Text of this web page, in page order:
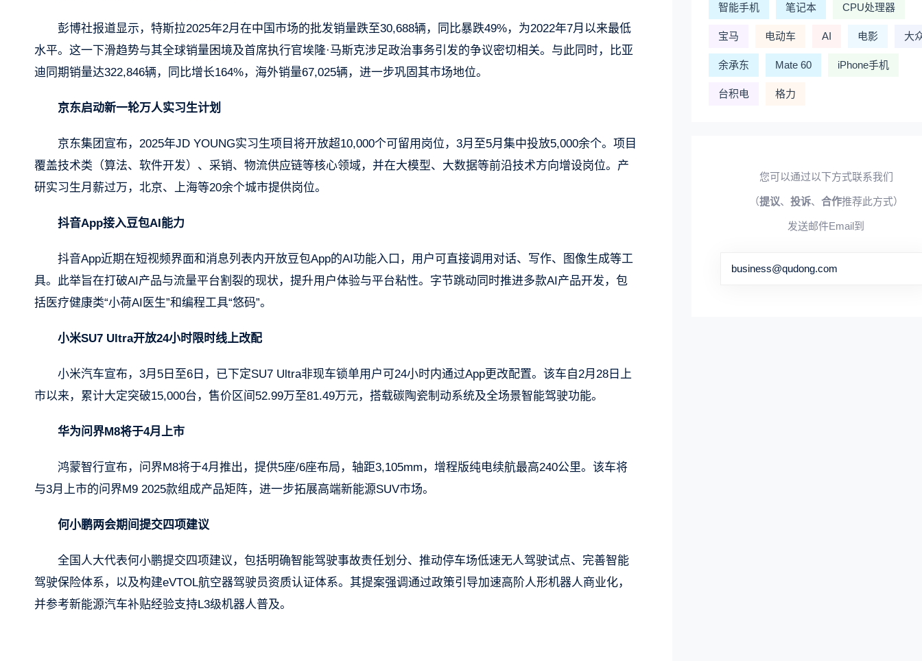
彭博社报道显示，特斯拉2025年2月在中国市场的批发销量跌至30,688辆，同比暴跌49%，为2022年7月以来最低
水平。这一下滑趋势与其全球销量困境及首席执行官埃隆·马斯克涉足政治事务引发的争议密切相关。与此同时，比亚
迪同期销量达322,846辆，同比增长164%，海外销量67,025辆，进一步巩固其市场地位。
京东启动新一轮万人实习生计划
京东集团宣布，2025年JD YOUNG实习生项目将开放超10,000个可留用岗位，3月至5月集中投放5,000余个。项目
覆盖技术类（算法、软件开发）、采销、物流供应链等核心领域，并在大模型、大数据等前沿技术方向增设岗位。产
研实习生月薪过万，北京、上海等20余个城市提供岗位。
抖音App接入豆包AI能力
抖音App近期在短视频界面和消息列表内开放豆包App的AI功能入口，用户可直接调用对话、写作、图像生成等工
具。此举旨在打破AI产品与流量平台割裂的现状，提升用户体验与平台粘性。字节跳动同时推进多款AI产品开发，包
括医疗健康类“小荷AI医生”和编程工具“悠码”。
小米SU7 Ultra开放24小时限时线上改配
小米汽车宣布，3月5日至6日，已下定SU7 Ultra非现车锁单用户可24小时内通过App更改配置。该车自2月28日上
市以来，累计大定突破15,000台，售价区间52.99万至81.49万元，搭载碳陶瓷制动系统及全场景智能驾驶功能。
华为问界M8将于4月上市
鸿蒙智行宣布，问界M8将于4月推出，提供5座/6座布局，轴距3,105mm，增程版纯电续航最高240公里。该车将
与3月上市的问界M9 2025款组成产品矩阵，进一步拓展高端新能源SUV市场。
何小鹏两会期间提交四项建议
全国人大代表何小鹏提交四项建议，包括明确智能驾驶事故责任划分、推动停车场低速无人驾驶试点、完善智能
驾驶保险体系，以及构建eVTOL航空器驾驶员资质认证体系。其提案强调通过政策引导加速高阶人形机器人商业化，
并参考新能源汽车补贴经验支持L3级机器人普及。
智能手机 笔记本 CPU处理器
宝马 电动车 AI 电影 大
余承东 Mate 60 iPhone手机
台积电 格力
您可以通过以下方式联系我们
（提议、 投诉、 合作推荐此方式）
发送邮件Email到
business@qudong.com